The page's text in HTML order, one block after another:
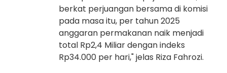
berkat perjuangan bersama di komisi
pada masa itu, per tahun 2025
anggaran permakanan naik menjadi
total Rp2,4 Miliar dengan indeks
Rp34.000 per hari," jelas Riza Fahrozi.